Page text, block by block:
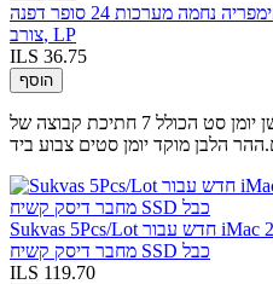
האימפריה נחמה מערכות 24 סופר דפנה Logset עם IP VF מדרון זיגוג
צורב, LP
ILS 36.75
הוסף
ההר הלבן מוקד סופר דפנה עקשן יומן סט הכולל 7 חתיכת קבוצה של
הלבן מוקד יומן סטים צבוע ביד
Sukvas 5Pcs/Lot חדש עבור iMac 21.5 A1418 כונן קשיח Sata כבל
מחבר דיסק קשיח SSD כבל
ILS 119.70